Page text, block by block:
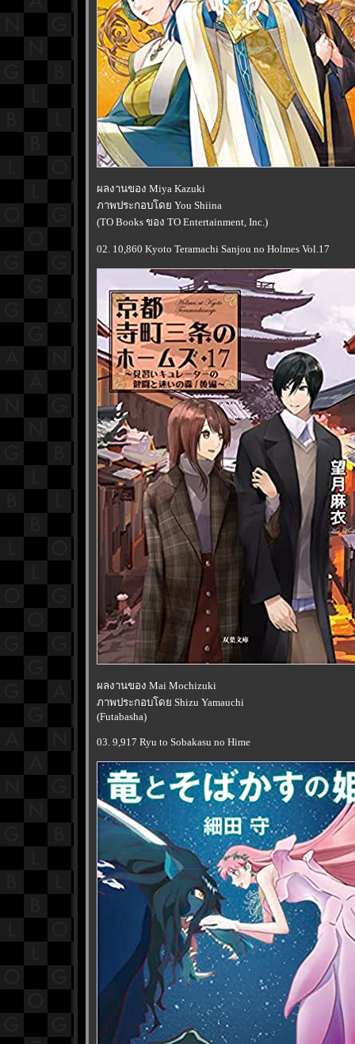
ผลงานของ Miya Kazuki
ภาพประกอบโดย You Shiina
(TO Books ของ TO Entertainment, Inc.)
02. 10,860 Kyoto Teramachi Sanjou no Holmes Vol.17
ผลงานของ Mai Mochizuki
ภาพประกอบโดย Shizu Yamauchi
(Futabasha)
03. 9,917 Ryu to Sobakasu no Hime